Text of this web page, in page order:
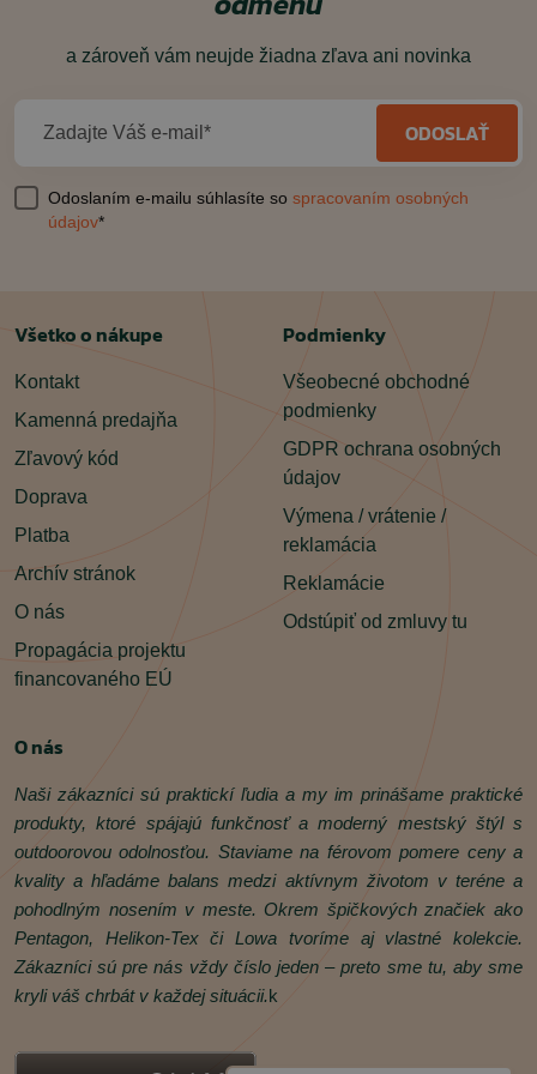
a zároveň vám neujde žiadna zľava ani novinka
Zadajte Váš e-mail* ODOSLAŤ
Odoslaním e-mailu súhlasíte so spracovaním osobných
údajov*
Všetko o nákupe
Kontakt
Kamenná predajňa
Zľavový kód
Doprava
Platba
Archív stránok
O nás
Propagácia projektu
financovaného EÚ
Podmienky
Všeobecné obchodné
podmienky
GDPR ochrana osobných
údajov
Výmena / vrátenie /
reklamácia
Reklamácie
Odstúpiť od zmluvy tu
O nás
Naši zákazníci sú praktickí ľudia a my im prinášame praktické
produkty, ktoré spájajú funkčnosť a moderný mestský štýl s
outdoorovou odolnosťou. Staviame na férovom pomere ceny a
kvality a hľadáme balans medzi aktívnym životom v teréne a
pohodlným nosením v meste. Okrem špičkových značiek ako
Pentagon, Helikon‑Tex či Lowa tvoríme aj vlastné kolekcie.
Zákazníci sú pre nás vždy číslo jeden – preto sme tu, aby sme
kryli váš chrbát v každej situácii.k